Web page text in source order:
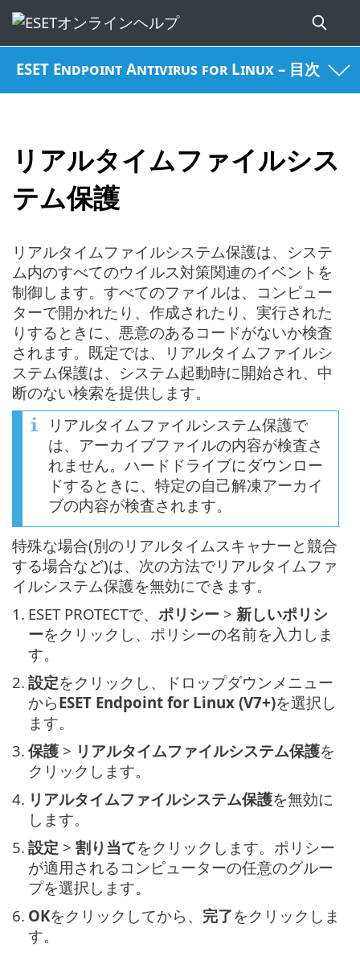
ESET Endpoint Antivirus for Linux – 目次
リアルタイムファイルシス
テム保護
リアルタイムファイルシステム保護は、システ
ム内のすべてのウイルス対策関連のイベントを
制御します。すべてのファイルは、コンピュー
ターで開かれたり、作成されたり、実行された
りするときに、悪意のあるコードがないか検査
されます。既定では、リアルタイムファイルシ
ステム保護は、システム起動時に開始され、中
断のない検索を提供します。
リアルタイムファイルシステム保護で
は、アーカイブファイルの内容が検査さ
れません。ハードドライブにダウンロー
ドするときに、特定の自己解凍アーカイ
ブの内容が検査されます。
特殊な場合(別のリアルタイムスキャナーと競合
する場合など)は、次の方法でリアルタイムファ
イルシステム保護を無効にできます。
1. ESET PROTECTで、 ポリシー > 新しいポリシ
ーをクリックし、ポリシーの名前を入力しま
す。
2. 設定をクリックし、ドロップダウンメニュー
からESET Endpoint for Linux (V7+)を選択し
ます。
3. 保護 > リアルタイムファイルシステム保護を
クリックします。
4. リアルタイムファイルシステム保護を無効に
します。
5. 設定 > 割り当てをクリックします。ポリシー
が適用されるコンピューターの任意のグルー
プを選択します。
6. OKをクリックしてから、 完了をクリックしま
す。